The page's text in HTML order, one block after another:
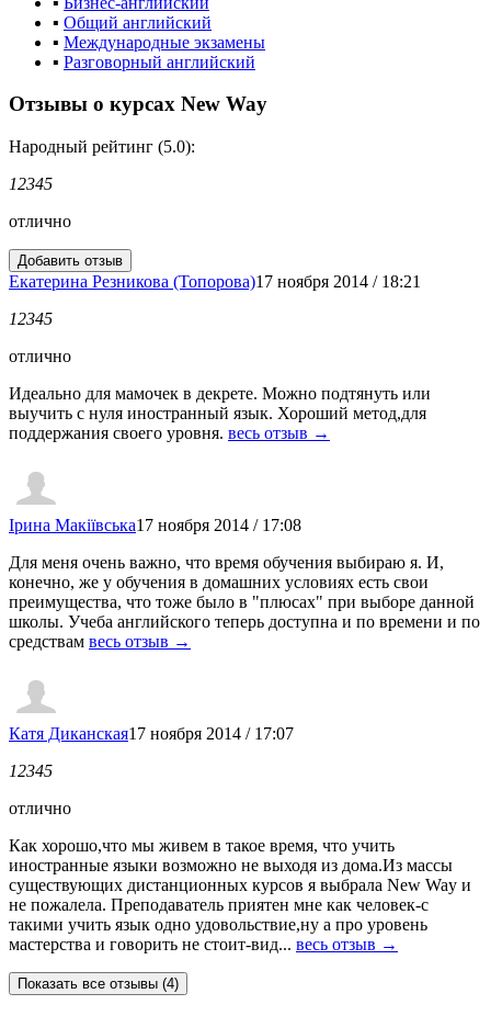
▪ Общий английский
▪ Международные экзамены
▪ Разговорный английский
Отзывы о курсах New Way
Народный рейтинг (5.0):
12345
отлично
Екатерина Резникова (Топорова)17 ноября 2014 / 18:21
12345
отлично
Идеально для мамочек в декрете. Можно подтянуть или
выучить с нуля иностранный язык. Хороший метод,для
поддержания своего уровня. весь отзыв →
Ірина Макіївська17 ноября 2014 / 17:08
Для меня очень важно, что время обучения выбираю я. И,
конечно, же у обучения в домашних условиях есть свои
преимущества, что тоже было в "плюсах" при выборе данной
школы. Учеба английского теперь доступна и по времени и по
средствам весь отзыв →
Катя Диканская17 ноября 2014 / 17:07
12345
отлично
Как хорошо,что мы живем в такое время, что учить
иностранные языки возможно не выходя из дома.Из массы
существующих дистанционных курсов я выбрала New Way и
не пожалела. Преподаватель приятен мне как человек-с
такими учить язык одно удовольствие,ну а про уровень
мастерства и говорить не стоит-вид... весь отзыв →